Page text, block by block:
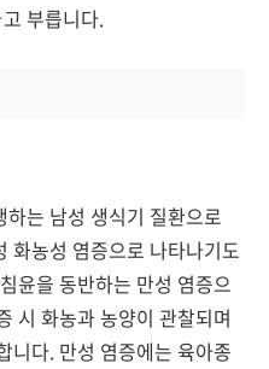
부릅니다.
는 남성 생식기 질환으로
화농성 염증으로 나타나기도
윤을 동반하는 만성 염증으
시 화농과 농양이 관찰되며
니다. 만성 염증에는 육아종